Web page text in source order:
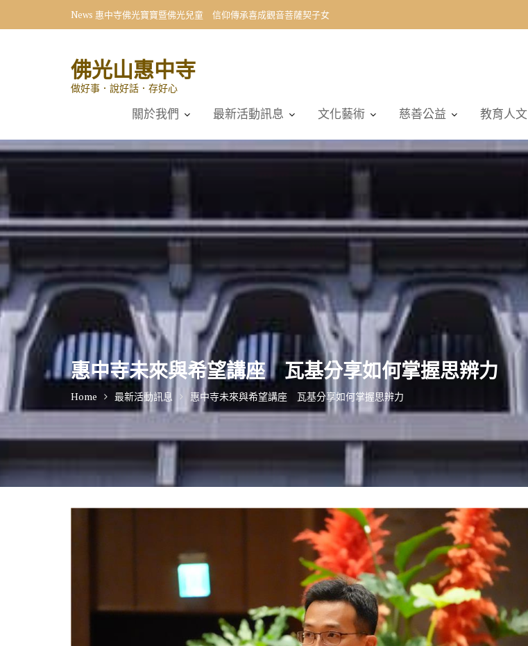
News 惠中寺佛光寶寶暨佛光兒童 信仰傳承喜成觀音菩薩契子女
佛光山惠中寺
做好事．說好話．存好心
關於我們 最新活動訊息 文化藝術 慈善公益 教育人文
惠中寺未來與希望講座 瓦基分享如何掌握思辨力
Home 最新活動訊息 惠中寺未來與希望講座 瓦基分享如何掌握思辨力